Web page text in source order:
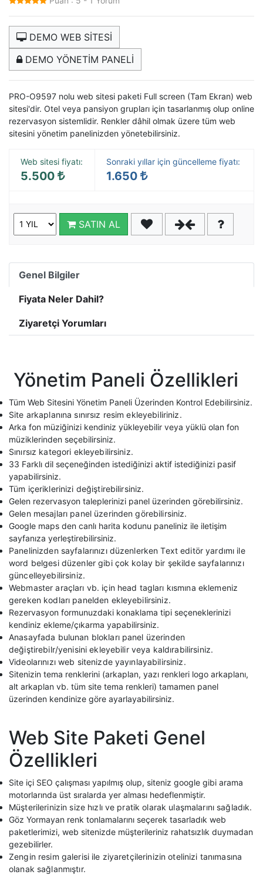
DEMO WEB SİTESİ
DEMO YÖNETİM PANELİ
PRO-O9597 nolu web sitesi paketi Full screen (Tam Ekran) web
sitesi'dir. Otel veya pansiyon grupları için tasarlanmış olup online
rezervasyon sistemlidir. Renkler dâhil olmak üzere tüm web
sitesini yönetim panelinizden yönetebilirsiniz.
Web sitesi fiyatı:
5.500
Sonraki yıllar için güncelleme fiyatı:
1.650
SATIN AL
Genel Bilgiler
Fiyata Neler Dahil?
Ziyaretçi Yorumları
Yönetim Paneli Özellikleri
Tüm Web Sitesini Yönetim Paneli Üzerinden Kontrol Edebilirsiniz.
Site arkaplanına sınırsız resim ekleyebiliriniz.
Arka fon müziğinizi kendiniz yükleyebilir veya yüklü olan fon
müziklerinden seçebilirsiniz.
Sınırsız kategori ekleyebilirsiniz.
33 Farklı dil seçeneğinden istediğinizi aktif istediğinizi pasif
yapabilirsiniz.
Tüm içeriklerinizi değiştirebilirsiniz.
Gelen rezervasyon taleplerinizi panel üzerinden görebilirsiniz.
Gelen mesajları panel üzerinden görebilirsiniz.
Google maps den canlı harita kodunu paneliniz ile iletişim
sayfanıza yerleştirebilirsiniz.
Panelinizden sayfalarınızı düzenlerken Text editör yardımı ile
word belgesi düzenler gibi çok kolay bir şekilde sayfalarınızı
güncelleyebilirsiniz.
Webmaster araçları vb. için head tagları kısmına eklemeniz
gereken kodları panelden ekleyebilirsiniz.
Rezervasyon formunuzdaki konaklama tipi seçeneklerinizi
kendiniz ekleme/çıkarma yapabilirsiniz.
Anasayfada bulunan blokları panel üzerinden
değiştirebilr/yenisini ekleyebilir veya kaldırabilirsiniz.
Videolarınızı web sitenizde yayınlayabilirsiniz.
Sitenizin tema renklerini (arkaplan, yazı renkleri logo arkaplanı,
alt arkaplan vb. tüm site tema renkleri) tamamen panel
üzerinden kendinize göre ayarlayabilirsiniz.
Web Site Paketi Genel
Özellikleri
Site içi SEO çalışması yapılmış olup, siteniz google gibi arama
motorlarında üst sıralarda yer alması hedeflenmiştir.
Müşterilerinizin size hızlı ve pratik olarak ulaşmalarını sağladık.
Göz Yormayan renk tonlamalarını seçerek tasarladık web
paketlerimizi, web sitenizde müşterileriniz rahatsızlık duymadan
gezebilirler.
Zengin resim galerisi ile ziyaretçilerinizin otelinizi tanımasına
olanak sağlanmıştır.